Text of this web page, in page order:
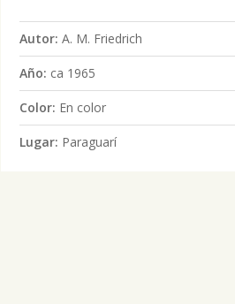
Autor: A. M. Friedrich
Año: ca 1965
Color: En color
Lugar: Paraguarí